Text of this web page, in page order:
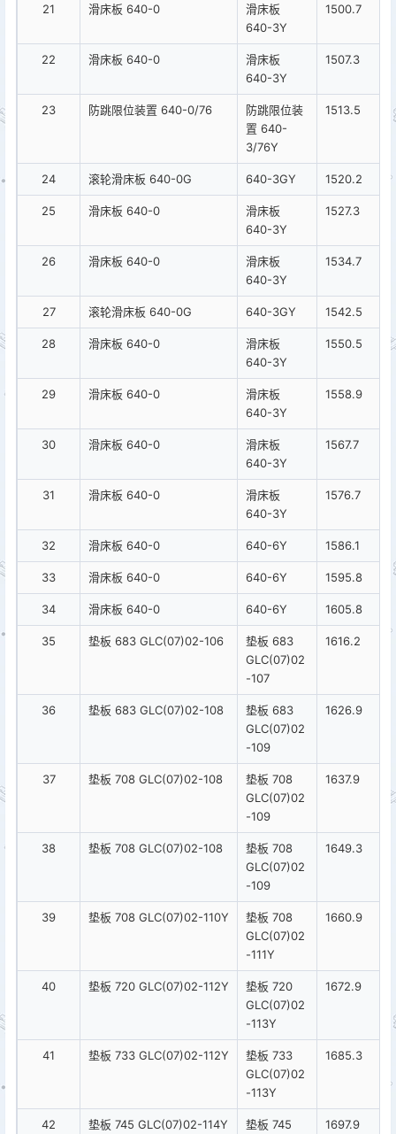
21 滑床板 640-0
滑床板
640-3Y
1500.7
22 滑床板 640-0
滑床板
640-3Y
1507.3
23 防跳限位装置 640-0/76
防跳限位装
置 640-
3/76Y
1513.5
24 滚轮滑床板 640-0G 640-3GY 1520.2
25 滑床板 640-0
滑床板
640-3Y
1527.3
26 滑床板 640-0
滑床板
640-3Y
1534.7
27 滚轮滑床板 640-0G 640-3GY 1542.5
28 滑床板 640-0
滑床板
640-3Y
1550.5
29 滑床板 640-0
滑床板
640-3Y
1558.9
30 滑床板 640-0
滑床板
640-3Y
1567.7
31 滑床板 640-0
滑床板
640-3Y
1576.7
32 滑床板 640-0 640-6Y 1586.1
33 滑床板 640-0 640-6Y 1595.8
34 滑床板 640-0 640-6Y 1605.8
35 垫板 683 GLC(07)02-106
垫板 683
GLC(07)02
-107
1616.2
36 垫板 683 GLC(07)02-108
垫板 683
GLC(07)02
-109
1626.9
37 垫板 708 GLC(07)02-108
垫板 708
GLC(07)02
-109
1637.9
38 垫板 708 GLC(07)02-108
垫板 708
GLC(07)02
-109
1649.3
39 垫板 708 GLC(07)02-110Y
垫板 708
GLC(07)02
-111Y
1660.9
40 垫板 720 GLC(07)02-112Y
垫板 720
GLC(07)02
-113Y
1672.9
41 垫板 733 GLC(07)02-112Y
垫板 733
GLC(07)02
-113Y
1685.3
42 垫板 745 GLC(07)02-114Y
垫板 745
1697.9